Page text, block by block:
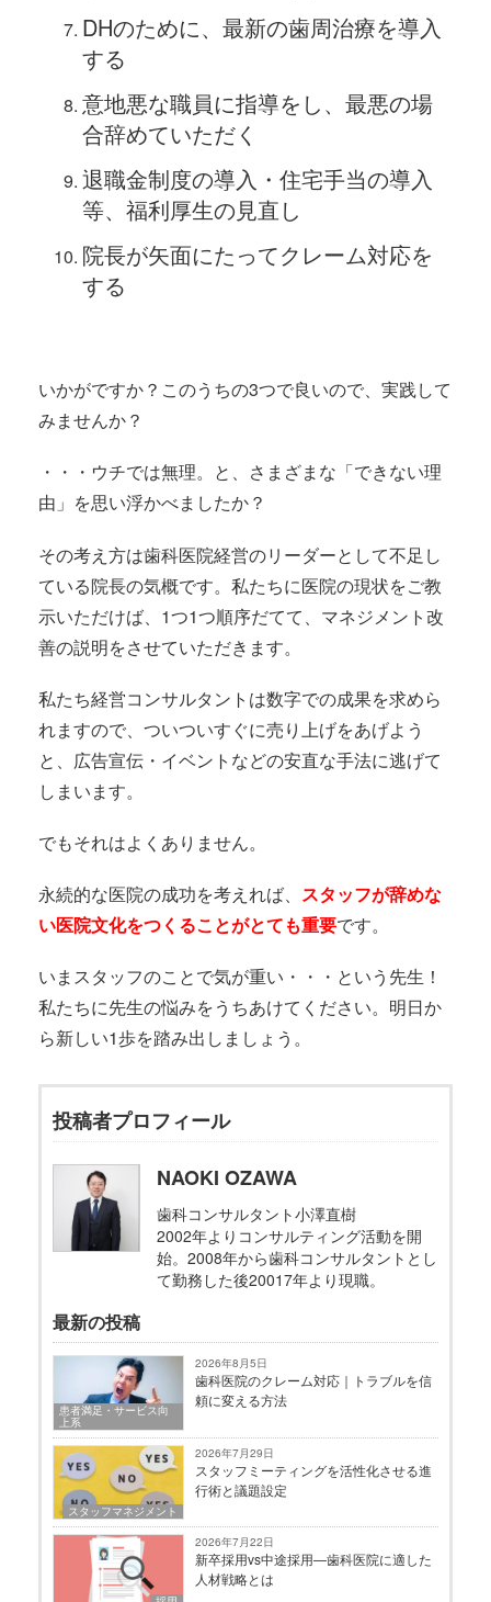
DHのために、最新の歯周治療を導入
する
意地悪な職員に指導をし、最悪の場
合辞めていただく
退職金制度の導入・住宅手当の導入
等、福利厚生の見直し
院長が矢面にたってクレーム対応を
する
いかがですか？このうちの3つで良いので、実践して
みませんか？
・・・ウチでは無理。と、さまざまな「できない理
由」を思い浮かべましたか？
その考え方は歯科医院経営のリーダーとして不足し
ている院長の気概です。私たちに医院の現状をご教
示いただけば、1つ1つ順序だてて、マネジメント改
善の説明をさせていただきます。
私たち経営コンサルタントは数字での成果を求めら
れますので、ついついすぐに売り上げをあげよう
と、広告宣伝・イベントなどの安直な手法に逃げて
しまいます。
でもそれはよくありません。
永続的な医院の成功を考えれば、 スタッフが辞めな
い医院文化をつくることがとても重要です。
いまスタッフのことで気が重い・・・という先生！
私たちに先生の悩みをうちあけてください。明日か
ら新しい1歩を踏み出しましょう。
投稿者プロフィール
NAOKI OZAWA
歯科コンサルタント小澤直樹
2002年よりコンサルティング活動を開
始。2008年から歯科コンサルタントとし
て勤務した後20017年より現職。
最新の投稿
患者満足・サービス向
上系
2026年8月5日
歯科医院のクレーム対応｜トラブルを信
頼に変える方法
スタッフマネジメント
2026年7月29日
スタッフミーティングを活性化させる進
行術と議題設定
2026年7月22日
新卒採用vs中途採用—歯科医院に適した
人材戦略とは